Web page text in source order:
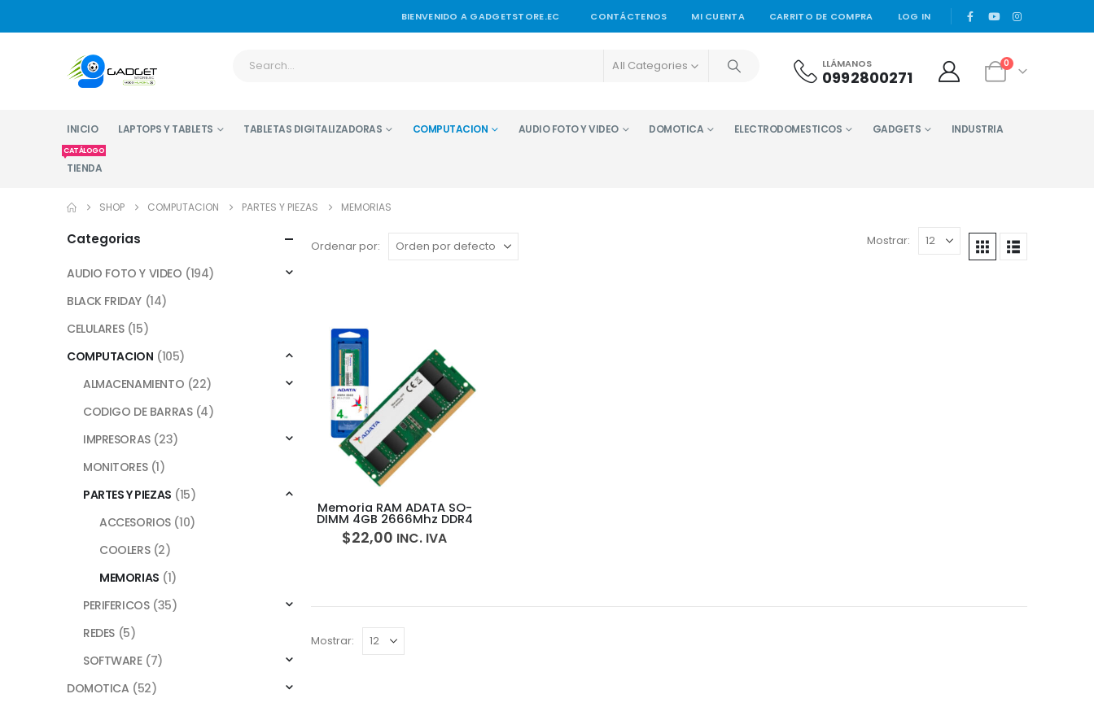
BIENVENIDO A GADGETSTORE.EC CONTÁCTENOS MI CUENTA CARRITO DE COMPRA LOG IN |
All Categories LLÁMANOS
0992800271
0
INICIO LAPTOPS Y TABLETS TABLETAS DIGITALIZADORAS COMPUTACION AUDIO FOTO Y VIDEO DOMOTICA ELECTRODOMESTICOS GADGETS INDUSTRIA
TIENDA
CATÁLOGO
SHOP COMPUTACION PARTES Y PIEZAS MEMORIAS
Ordenar por: Mostrar:
Memoria RAM ADATA SO-
DIMM 4GB 2666Mhz DDR4
$22,00 INC. IVA
Mostrar:
Categorias
AUDIO FOTO Y VIDEO (194)
BLACK FRIDAY (14)
CELULARES (15)
COMPUTACION (105)
ALMACENAMIENTO (22)
CODIGO DE BARRAS (4)
IMPRESORAS (23)
MONITORES (1)
PARTES Y PIEZAS (15)
ACCESORIOS (10)
COOLERS (2)
MEMORIAS (1)
PERIFERICOS (35)
REDES (5)
SOFTWARE (7)
DOMOTICA (52)